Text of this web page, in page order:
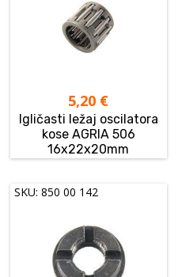
5,20 €
Igličasti ležaj oscilatora
kose AGRIA 506
16x22x20mm
SKU: 850 00 142